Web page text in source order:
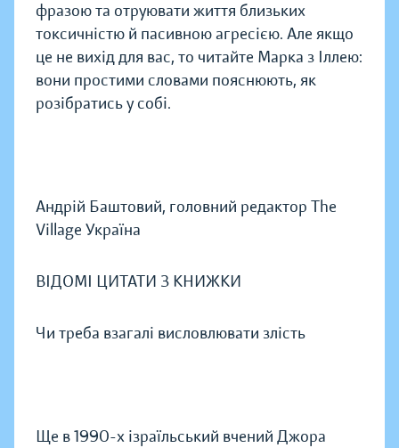
фразою та отруювати життя близьких
токсичністю й пасивною агресією. Але якщо
це не вихід для вас, то читайте Марка з Іллею:
вони простими словами пояснюють, як
розібратись у собі.
Андрій Баштовий, головний редактор The
Village Україна
ВІДОМІ ЦИТАТИ З КНИЖКИ
Чи треба взагалі висловлювати злість
Ще в 1990-х ізраїльський вчений Джора